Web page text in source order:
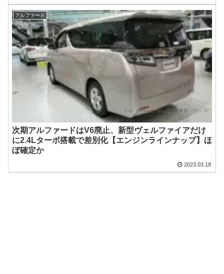
アルファード
次期アルファードはV6廃止、新型ヴェルファイアだけ
に2.4Lターボ搭載で差別化【エンジンラインナップ】ほ
ぼ確定か
2023.03.18